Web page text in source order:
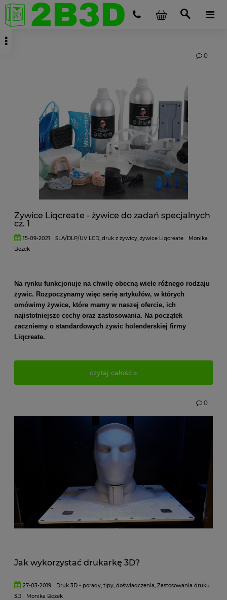
Żywice Liqcreate - żywice do zadań specjalnych
cz. 1
0
15-09-2021 SLA/DLP/UV LCD,druk z żywicy,żywice Liqcreate
Monika
Bożek
Na rynku funkcjonuje na chwilę obecną wiele różnego rodzaju
żywic. Rozpoczynamy więc serię artykułów, w których
omówimy żywice, które mamy w naszej ofercie, ich
najistotniejsze cechy oraz zastosowania. Na początek
zaczniemy o standardowych żywic holenderskiej firmy
Liqcreate.
czytaj całość »
Jak wykorzystać drukarkę 3D?
0
27-03-2019 Druk 3D - porady, tipy, doświadczenia,Zastosowania druku
3D
Monika Bożek